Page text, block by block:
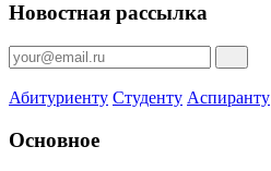
Новостная рассылка
Абитуриенту Студенту Аспиранту
Основное